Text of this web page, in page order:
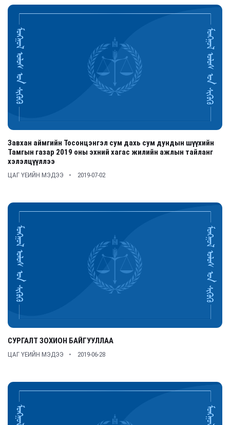
Завхан аймгийн Тосонцэнгэл сум дахь сум дундын шүүхийн
Тамгын газар 2019 оны эхний хагас жилийн ажлын тайланг
хэлэлцүүллээ
ЦАГ ҮЕИЙН МЭДЭЭ 2019-07-02
СУРГАЛТ ЗОХИОН БАЙГУУЛЛАА
ЦАГ ҮЕИЙН МЭДЭЭ 2019-06-28